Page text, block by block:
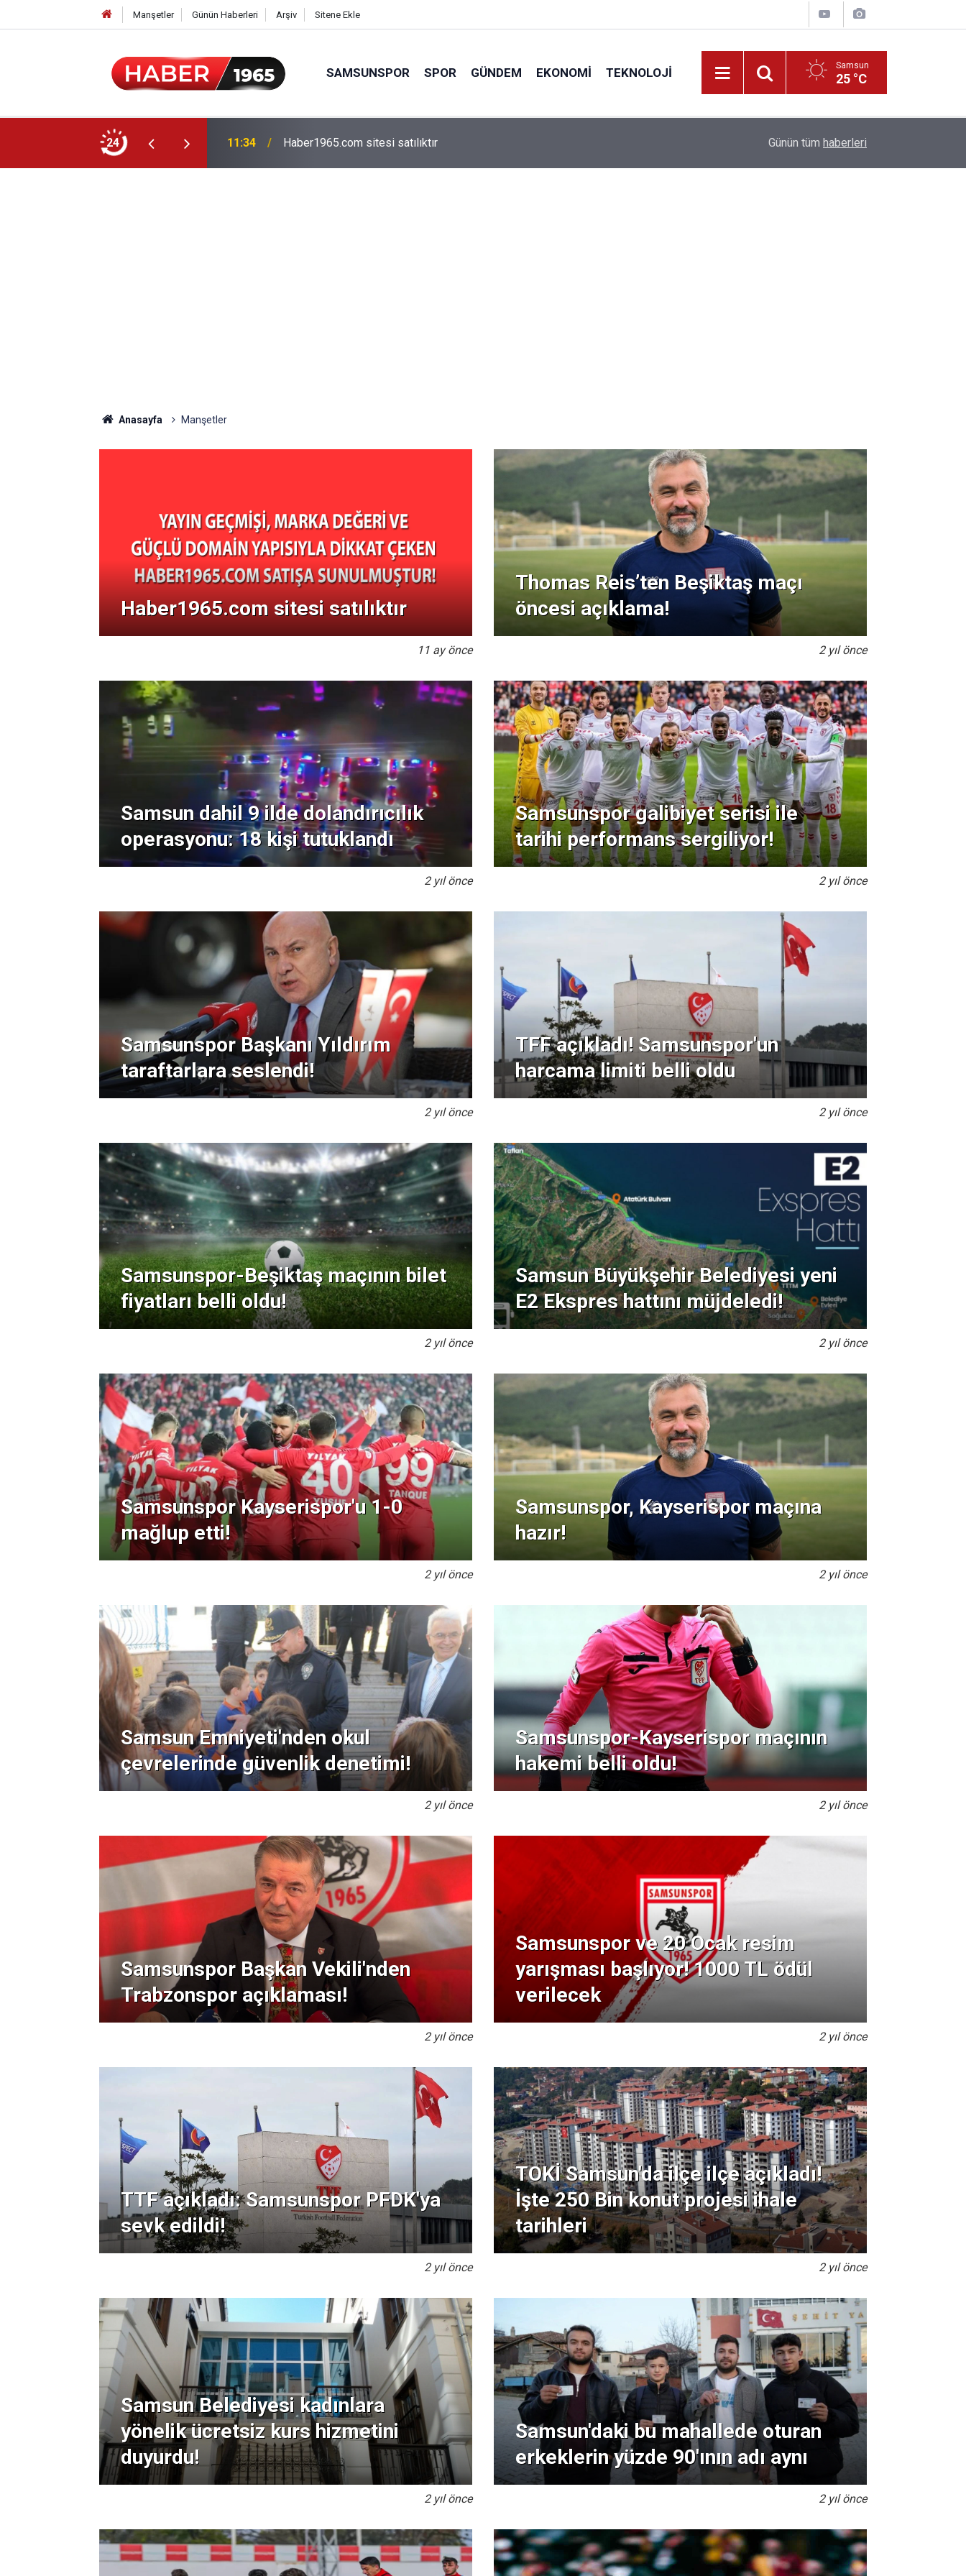
Manşetler Günün Haberleri Arşiv Sitene Ekle
SAMSUNSPOR SPOR GÜNDEM EKONOMI TEKNOLOJI Samsun
25 °C
24 15:52 Milyonlarca emekliyi ilgilendiriyor: Zamlı maaşlar hesaplarda Fahiş fiyatlar nedeniyle işletmelere 101 milyon
Günün tüm haberleri
Anasayfa Manşetler
Haber1965.com sitesi satılıktır
11 ay önce
Thomas Reis’ten Beşiktaş maçı
öncesi açıklama!
2 yıl önce
Samsun dahil 9 ilde dolandırıcılık
operasyonu: 18 kişi tutuklandı
2 yıl önce
Samsunspor galibiyet serisi ile
tarihi performans sergiliyor!
2 yıl önce
Samsunspor Başkanı Yıldırım
taraftarlara seslendi!
2 yıl önce
TFF açıkladı! Samsunspor'un
harcama limiti belli oldu
2 yıl önce
Samsunspor-Beşiktaş maçının bilet
fiyatları belli oldu!
2 yıl önce
Samsun Büyükşehir Belediyesi yeni
E2 Ekspres hattını müjdeledi!
2 yıl önce
Samsunspor Kayserispor'u 1-0
mağlup etti!
2 yıl önce
Samsunspor, Kayserispor maçına
hazır!
2 yıl önce
Samsun Emniyeti'nden okul
çevrelerinde güvenlik denetimi!
2 yıl önce
Samsunspor-Kayserispor maçının
hakemi belli oldu!
2 yıl önce
Samsunspor Başkan Vekili'nden
Trabzonspor açıklaması!
2 yıl önce
Samsunspor ve 20 Ocak resim
yarışması başlıyor! 1000 TL ödül
verilecek
2 yıl önce
TTF açıkladı: Samsunspor PFDK'ya
sevk edildi!
2 yıl önce
TOKİ Samsun'da ilçe ilçe açıkladı!
İşte 250 Bin konut projesi ihale
tarihleri
2 yıl önce
Samsun Belediyesi kadınlara
yönelik ücretsiz kurs hizmetini
duyurdu!
2 yıl önce
Samsun'daki bu mahallede oturan
erkeklerin yüzde 90'ının adı aynı
2 yıl önce